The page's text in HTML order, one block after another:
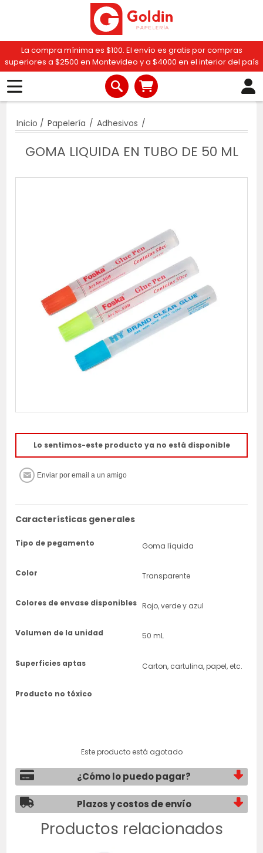
La compra mínima es $100. El envío es gratis por compras
superiores a $2500 en Montevideo y a $4000 en el interior del país
Inicio / Papelería / Adhesivos /
GOMA LIQUIDA EN TUBO DE 50 ML
Lo sentimos-este producto ya no está disponible
Características generales
Tipo de pegamento Goma líquida
Color Transparente
Colores de envase disponibles Rojo, verde y azul
Volumen de la unidad 50 mL
Superficies aptas Carton, cartulina, papel, etc.
Producto no tóxico
Este producto está agotado
¿Cómo lo puedo pagar?
Plazos y costos de envío
Productos relacionados